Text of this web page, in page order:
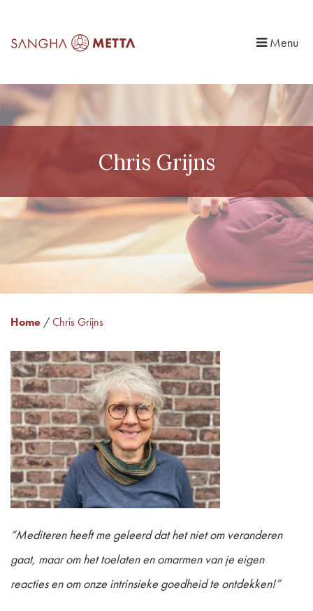
Menu
Chris Grijns
Home /Chris Grijns
“Mediteren heeft me geleerd dat het niet om veranderen
gaat, maar om het toelaten en omarmen van je eigen
reacties en om onze intrinsieke goedheid te ontdekken!”